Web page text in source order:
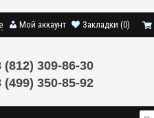
Мой аккаунт Закладки (0)
(812) 309-86-30
(499) 350-85-92